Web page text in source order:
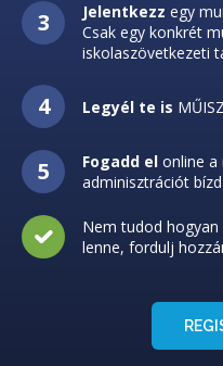
Jelentkezz egy
Csak egy konkrét
iskolaszövetkezeti
Legyél te is
Fogadd el online a
adminisztrációt
Nem tudod hogyan
lenne, fordulj